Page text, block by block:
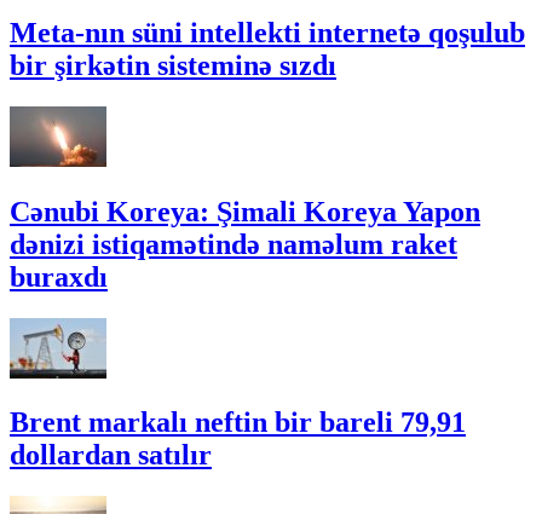
Meta-nın süni intellekti internetə qoşulub
bir şirkətin sisteminə sızdı
Cənubi Koreya: Şimali Koreya Yapon
dənizi istiqamətində naməlum raket
buraxdı
Brent markalı neftin bir bareli 79,91
dollardan satılır